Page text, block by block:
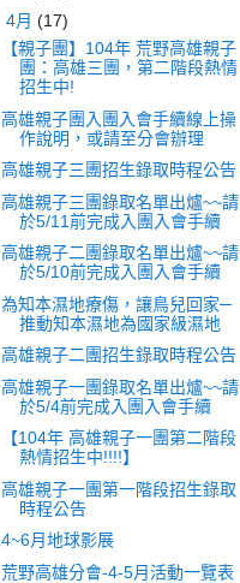
4月 (17)
【親子團】104年 荒野高雄親子
團：高雄三團，第二階段熱情
招生中!
高雄親子團入團入會手續線上操
作說明，或請至分會辦理
高雄親子三團招生錄取時程公告
高雄親子三團錄取名單出爐~~請
於5/11前完成入團入會手續
高雄親子二團錄取名單出爐~~請
於5/10前完成入團入會手續
為知本濕地療傷，讓鳥兒回家─
推動知本濕地為國家級濕地
高雄親子二團招生錄取時程公告
高雄親子一團錄取名單出爐~~請
於5/4前完成入團入會手續
【104年 高雄親子一團第二階段
熱情招生中!!!!】
高雄親子一團第一階段招生錄取
時程公告
4~6月地球影展
荒野高雄分會-4-5月活動一覽表